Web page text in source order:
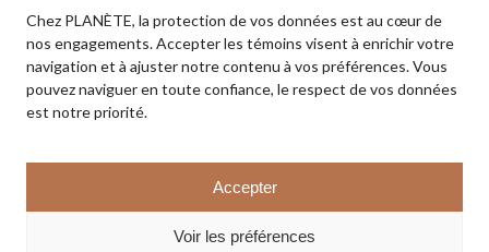
Chez PLANÈTE, la protection de vos données est au cœur de
nos engagements. Accepter les témoins visent à enrichir votre
navigation et à ajuster notre contenu à vos préférences. Vous
pouvez naviguer en toute confiance, le respect de vos données
est notre priorité.
Accepter
Voir les préférences
Sous-total: 0,00$
VOIR LE PANIER
CENTRE D’AIDE
Termes et conditions de vente
Retours et remboursements
Politique de confidentialité
© 2026 PLANÈTE CYCLE & SKI. Tous droits réservés.